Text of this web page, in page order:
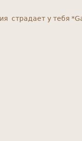
страдает у тебя